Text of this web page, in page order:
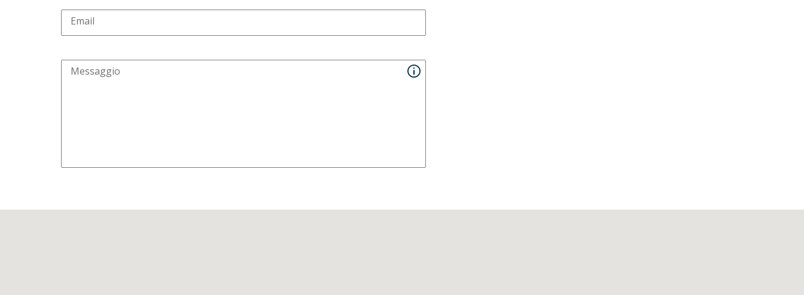
Email
Messaggio